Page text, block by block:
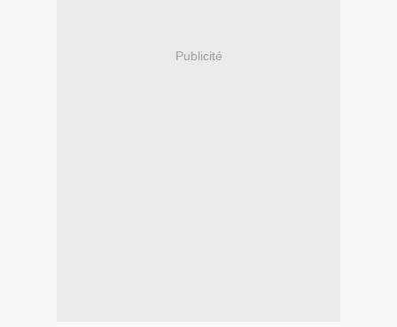
Publicité